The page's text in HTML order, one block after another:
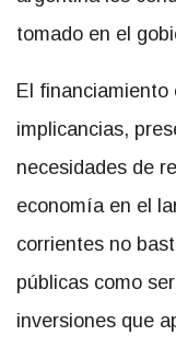
tomado en el
El financiamiento
implicancias,
necesidades de
economía en el
corrientes no
públicas como
inversiones que